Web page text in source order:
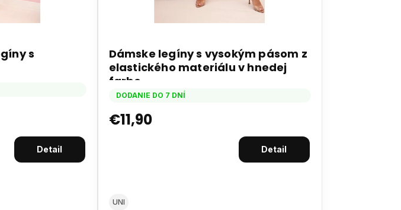
s
Detail
Dámske legíny s vysokým pásom z
elastického materiálu v hnedej
farbe
DODANIE DO 7 DNÍ
€11,90
Detail
UNI